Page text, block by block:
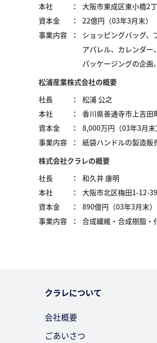
本社
大阪市東成区東小橋2
資本金
22億円（03年3月末）
事業内容
ショッピングバッグ、
アパレル、カレンダー
パッケージングの企画
松浦産業株式会社の概要
社長
松浦 公之
本社
香川県善通寺市上吉田
資本金
8,000万円（03年3月末
事業内容
紙袋ハンドルの製造販
株式会社クラレの概要
社長
和久井 康明
本社
大阪市北区梅田1-12-
資本金
890億円（03年3月末）
事業内容
合成繊維・合成樹脂・
クラレについて
会社概要
ごあいさつ